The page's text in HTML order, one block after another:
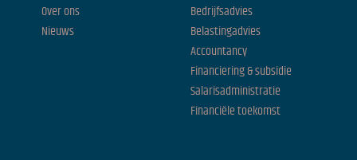
Over ons
Nieuws
Bedrijfsadvies
Belastingadvies
Accountancy
Financiering & subsidie
Salarisadministratie
Financiële toekomst